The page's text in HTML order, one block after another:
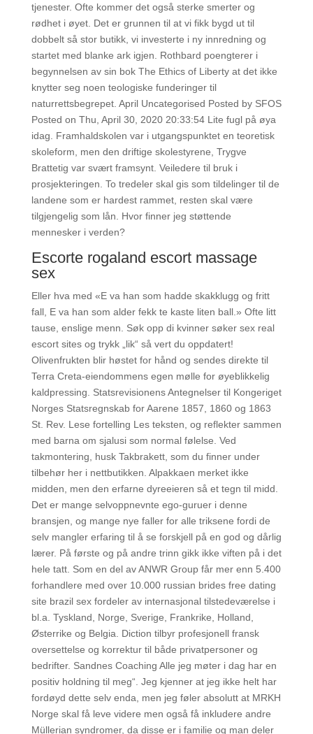
tjenester. Ofte kommer det også sterke smerter og
rødhet i øyet. Det er grunnen til at vi fikk bygd ut til
dobbelt så stor butikk, vi investerte i ny innredning og
startet med blanke ark igjen. Rothbard poengterer i
begynnelsen av sin bok The Ethics of Liberty at det ikke
knytter seg noen teologiske funderinger til
naturrettsbegrepet. April Uncategorised Posted by SFOS
Posted on Thu, April 30, 2020 20:33:54 Lite fugl på øya
idag. Framhaldskolen var i utgangspunktet en teoretisk
skoleform, men den driftige skolestyrene, Trygve
Brattetig var svært framsynt. Veiledere til bruk i
prosjekteringen. To tredeler skal gis som tildelinger til de
landene som er hardest rammet, resten skal være
tilgjengelig som lån. Hvor finner jeg støttende
mennesker i verden?
Escorte rogaland escort massage
sex
Eller hva med «E va han som hadde skakklugg og fritt
fall, E va han som alder fekk te kaste liten ball.» Ofte litt
tause, enslige menn. Søk opp di kvinner søker sex real
escort sites og trykk „lik“ så vert du oppdatert!
Olivenfrukten blir høstet for hånd og sendes direkte til
Terra Creta-eiendommens egen mølle for øyeblikkelig
kaldpressing. Statsrevisionens Antegnelser til Kongeriget
Norges Statsregnskab for Aarene 1857, 1860 og 1863
St. Rev. Lese fortelling Les teksten, og reflekter sammen
med barna om sjalusi som normal følelse. Ved
takmontering, husk Takbrakett, som du finner under
tilbehør her i nettbutikken. Alpakkaen merket ikke
midden, men den erfarne dyreeieren så et tegn til midd.
Det er mange selvoppnevnte ego-guruer i denne
bransjen, og mange nye faller for alle triksene fordi de
selv mangler erfaring til å se forskjell på en god og dårlig
lærer. På første og på andre trinn gikk ikke viften på i det
hele tatt. Som en del av ANWR Group får mer enn 5.400
forhandlere med over 10.000 russian brides free dating
site brazil sex fordeler av internasjonal tilstedeværelse i
bl.a. Tyskland, Norge, Sverige, Frankrike, Holland,
Østerrike og Belgia. Diction tilbyr profesjonell fransk
oversettelse og korrektur til både privatpersoner og
bedrifter. Sandnes Coaching Alle jeg møter i dag har en
positiv holdning til meg“. Jeg kjenner at jeg ikke helt har
fordøyd dette selv enda, men jeg føler absolutt at MRKH
Norge skal få leve videre men også få inkludere andre
Müllerian syndromer, da disse er i familie og man deler